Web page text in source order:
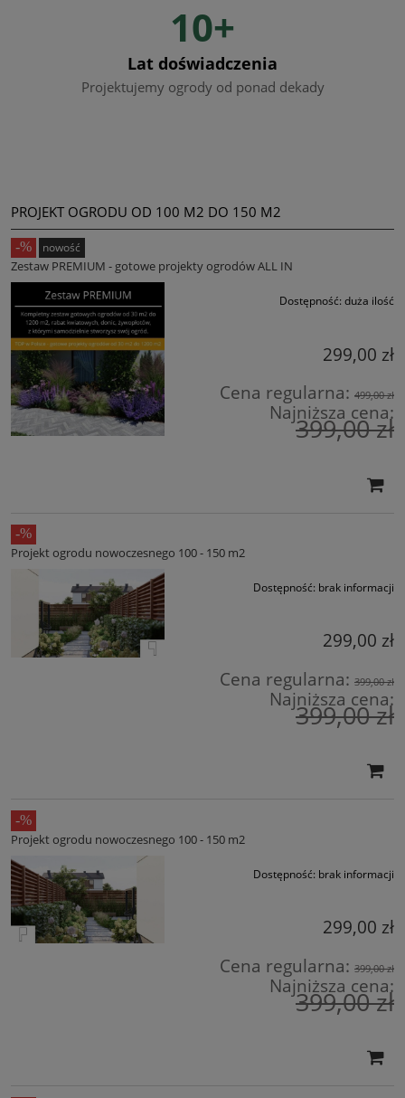
10+
Lat doświadczenia
Projektujemy ogrody od ponad dekady
PROJEKT OGRODU OD 100 M2 DO 150 M2
Zestaw PREMIUM - gotowe projekty ogrodów ALL IN
Dostępność: duża ilość
299,00 zł
Cena regularna: 499,00 zł
Najniższa cena:
399,00 zł
nowość
Projekt ogrodu nowoczesnego 100 - 150 m2
Dostępność: brak informacji
299,00 zł
Cena regularna: 399,00 zł
Najniższa cena:
399,00 zł
Projekt ogrodu nowoczesnego 100 - 150 m2
Dostępność: brak informacji
299,00 zł
Cena regularna: 399,00 zł
Najniższa cena:
399,00 zł